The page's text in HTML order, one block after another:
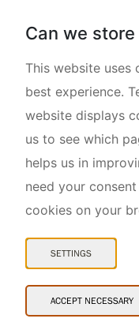
Can we
This website uses
best experience.
website displays
us to see which
helps us in
need your
cookies on your
SETTINGS
ACCEPT NECESSARY